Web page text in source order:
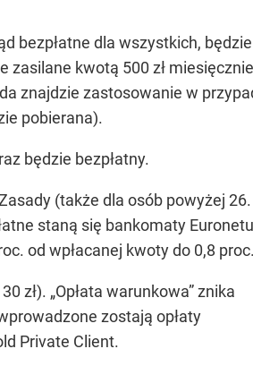
bezpłatne dla wszystkich, będzie
zasilane kwotą 500 zł
znajdzie zastosowanie w
pobierana).
będzie bezpłatny.
(także dla osób powyżej
staną się bankomaty
od wpłacanej kwoty do 0,8 proc.
zł). „Opłata warunkowa” znika
zostają opłaty
Private Client.